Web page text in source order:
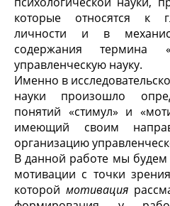
которые относятся к
личности и в
содержания термина
управленческую науку.
Именно в
науки произошло
понятий «стимул» и
имеющий своим
организацию
В данной работе мы будем
мотивации с точки
которой мотивация